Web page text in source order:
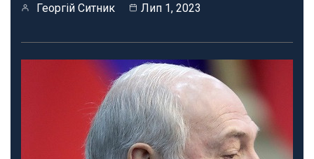
Георгій Ситник Лип 1, 2023